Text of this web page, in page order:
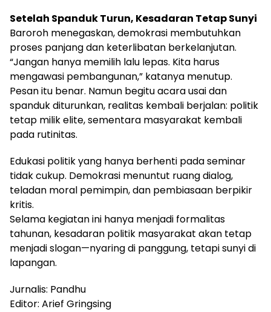
Setelah Spanduk Turun, Kesadaran Tetap Sunyi
Baroroh menegaskan, demokrasi membutuhkan
proses panjang dan keterlibatan berkelanjutan.
“Jangan hanya memilih lalu lepas. Kita harus
mengawasi pembangunan,” katanya menutup.
Pesan itu benar. Namun begitu acara usai dan
spanduk diturunkan, realitas kembali berjalan: politik
tetap milik elite, sementara masyarakat kembali
pada rutinitas.
Edukasi politik yang hanya berhenti pada seminar
tidak cukup. Demokrasi menuntut ruang dialog,
teladan moral pemimpin, dan pembiasaan berpikir
kritis.
Selama kegiatan ini hanya menjadi formalitas
tahunan, kesadaran politik masyarakat akan tetap
menjadi slogan—nyaring di panggung, tetapi sunyi di
lapangan.
Jurnalis: Pandhu
Editor: Arief Gringsing